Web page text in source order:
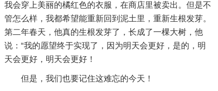
我会穿上美丽的橘红色的衣服，在商店里被卖出。但是不
管怎么样，我都希望能重新回到泥土里，重新生根发芽。
第二年春天，他真的生根发芽了，长成了一棵大树，他
说：“我的愿望终于实现了，因为明天会更好，是的，明
天会更好，明天会更好！
但是，我们也要记住这难忘的今天！